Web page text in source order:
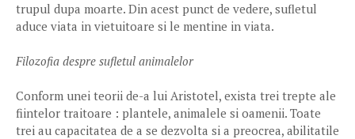
trupul dupa moarte. Din acest punct de vedere, sufletul
aduce viata in vietuitoare si le mentine in viata.
Filozofia despre sufletul animalelor
Conform unei teorii de-a lui Aristotel, exista trei trepte ale
fiintelor traitoare : plantele, animalele si oamenii. Toate
trei au capacitatea de a se dezvolta si a preocrea, abilitatile